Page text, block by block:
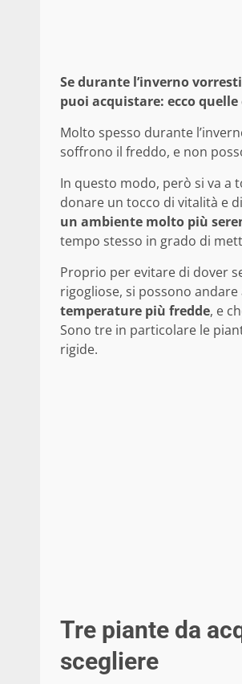
Se durante l’inverno
puoi acquistare: ecco
Molto spesso durante
soffrono il freddo, e non
In questo modo, però si va a
donare un tocco di vitalità e
un ambiente molto più
tempo stesso in grado di
Proprio per evitare di dover
rigogliose, si possono
temperature più fredde, e
Sono tre in particolare le
rigide.
Tre piante da
scegliere